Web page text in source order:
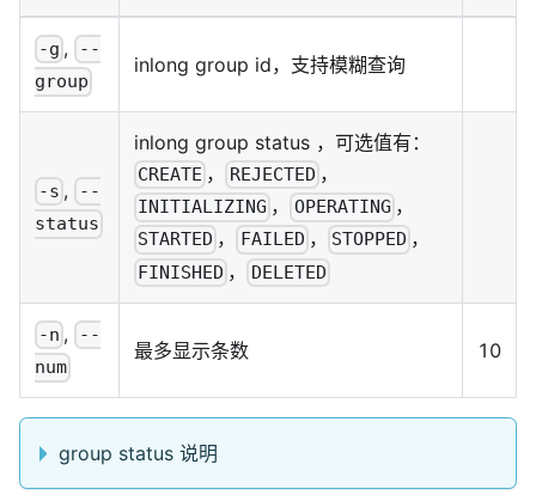
-g ,
--
group
inlong group id，支持模糊查询
-s ,
--
status
inlong group status ，可选值有：
CREATE ， REJECTED ，
INITIALIZING ， OPERATING ，
STARTED ， FAILED ， STOPPED ，
FINISHED ， DELETED
-n ,
--
num
最多显示条数 10
group status 说明